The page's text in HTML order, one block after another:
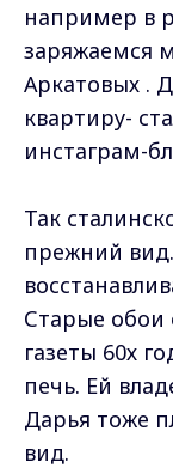
например в
заряжаемся
Аркатовых .
квартиру-
инстаграм-
Так
прежний
Старые обои
газеты 60х
печь. Ей
Дарья тоже
вид.